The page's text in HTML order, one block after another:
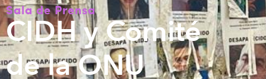
Sala de Prensa
CIDH y Comité
de la ONU